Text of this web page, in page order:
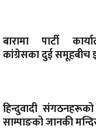
बारामा पार्टी
कांग्रेसका दुई
हिन्दुवादी
साम्पाङको जानकी